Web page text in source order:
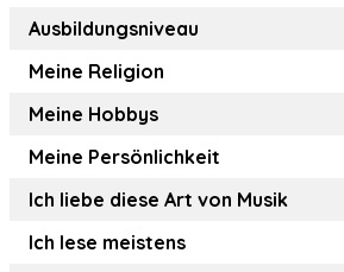
Ausbildungsniveau
Meine Religion
Meine Hobbys
Meine Persönlichkeit
Ich liebe diese Art von Musik
Ich lese meistens